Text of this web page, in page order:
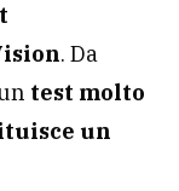
. Da
test molto
un